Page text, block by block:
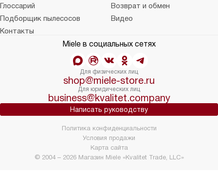
Глоссарий
Возврат и обмен
Подборщик пылесосов
Видео
Контакты
Miele в социальных сетях
Для физических лиц
shop@miele-store.ru
Для юридических лиц
business@kvalitet.company
Написать руководству
© 2004 – 2026 Магазин Miele «Kvalitet Trade, LLC»
Политика конфиденциальности
Условия продажи
Карта сайта